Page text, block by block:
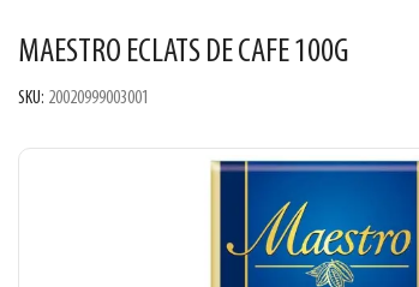
MAESTRO ECLATS DE CAFE 100G
SKU: 20020999003001